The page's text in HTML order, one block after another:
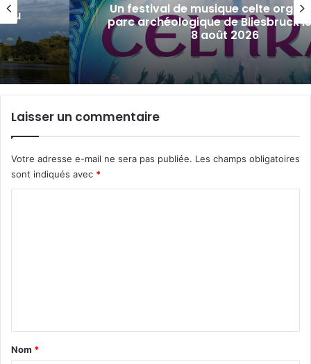
au
7 et
Tout-Metz, armée, sports de
actus de la semaine à Metz (31
2026)
Laisser un commentaire
Votre adresse e-mail ne sera pas publiée. Les champs obligatoires
sont indiqués avec *
a
Nom *